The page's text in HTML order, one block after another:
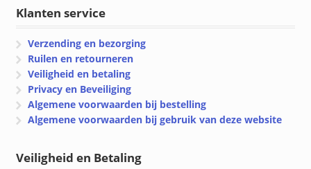
Klanten service
Verzending en bezorging
Ruilen en retourneren
Veiligheid en betaling
Privacy en Beveiliging
Algemene voorwaarden bij bestelling
Algemene voorwaarden bij gebruik van deze website
Veiligheid en Betaling